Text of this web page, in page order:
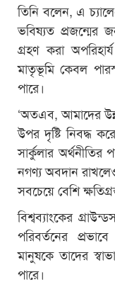
তিনি বলেন, এ
ভবিষ্যত প্রজন্মের
গ্রহণ করা
মাতৃভূমি কেবল
পারে।
‘অতএব, আমাদের
উপর দৃষ্টি নিবদ্ধ
সার্কুলার অর্থনীতির
নগণ্য অবদান
সবচেয়ে বেশি
বিশ্বব্যাংকের
পরিবর্তনের
মানুষকে তাদের
পারে।